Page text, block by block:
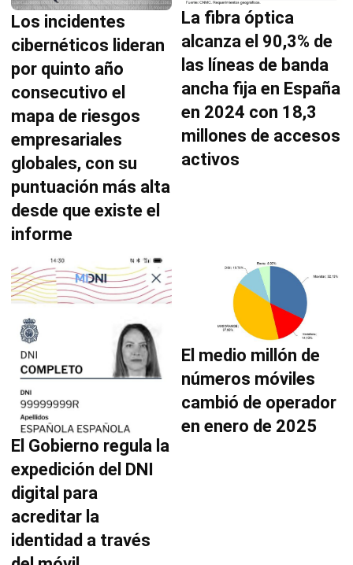
Los incidentes
cibernéticos lideran
por quinto año
consecutivo el
mapa de riesgos
empresariales
globales, con su
puntuación más alta
desde que existe el
informe
La fibra óptica
alcanza el 90,3% de
las líneas de banda
ancha fija en España
en 2024 con 18,3
millones de accesos
activos
El Gobierno regula la
expedición del DNI
digital para
acreditar la
identidad a través
El medio millón de
números móviles
cambió de operador
en enero de 2025